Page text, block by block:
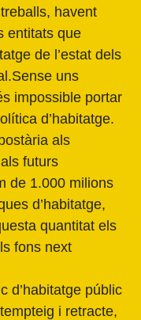
havent
entitats que
de l’estat dels
uns
impossible portar
d’habitatge.
als
futurs
de 1.000 milions
d’habitatge,
quantitat els
fons next
d’habitatge públic
i retracte,